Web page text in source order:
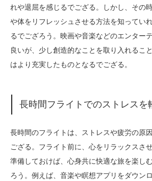
れや退屈を感じるでござる。しかし、その
や体をリフレッシュさせる方法を知ってい
るでござろう。映画や音楽などのエンター
良いが、少し創造的なことを取り入れるこ
はより充実したものとなるでござる。
長時間フライトでのストレスを
長時間のフライトは、ストレスや疲労の原
ござる。フライト前に、心をリラックスさ
準備しておけば、心身共に快適な旅を楽し
ろう。例えば、音楽や瞑想アプリをダウン